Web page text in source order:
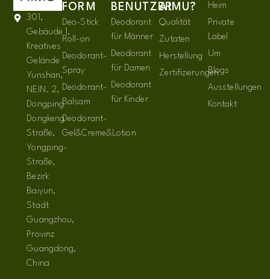
301,
Gebäude 1,
Kreatives
Gelände
Yunshan,
NEIN. 2,
Dongping
Dongkeng
Straße,
Yongping-
Straße,
Bezirk
Baiyun,
Stadt
Guangzhou,
Provinz
Guangdong,
China
FORM
Deo-Stick
Roll-on
Deodorant-
Spray
Deodorant-
Balsam
Deodorant-
Gel&Creme&Lotion
BENUTZER
Deodorant
für Männer
Deodorant
für Damen
Deodorant
für Kinder
AIMU?
Qualität
Zutaten
Herstellung
Zertifizierungen
Heim
Private
Label
Um
Blogs
Ausstellungen
Kontakt